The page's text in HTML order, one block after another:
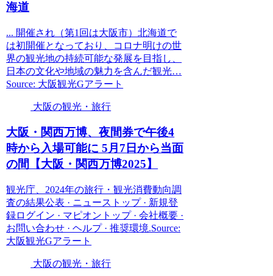
海道
... 開催され（第1回は大阪市）北海道で
は初開催となっており、コロナ明けの世
界の観光地の持続可能な発展を目指し、
日本の文化や地域の魅力を含んだ観光…
Source: 大阪観光Gアラート
大阪の観光・旅行
大阪 ・関西万博、夜間券で午後4
時から入場可能に 5月7日から当面
の間【大阪 ・関西万博2025】
観光庁、2024年の旅行・観光消費動向調
査の結果公表 · ニューストップ · 新規登
録ログイン · マピオントップ · 会社概要 ·
お問い合わせ · ヘルプ · 推奨環境.Source:
大阪観光Gアラート
大阪の観光・旅行